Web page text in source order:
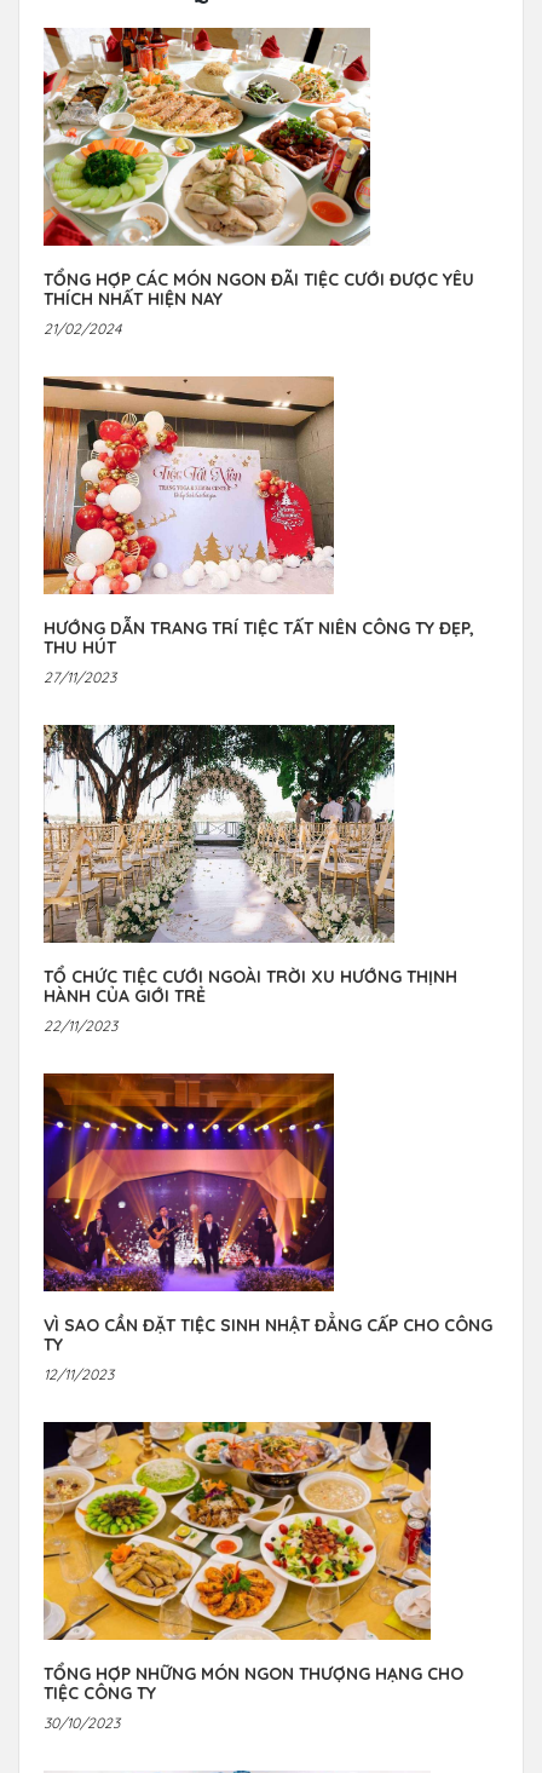
TỔNG HỢP CÁC MÓN NGON ĐÃI TIỆC CƯỚI ĐƯỢC YÊU
THÍCH NHẤT HIỆN NAY
21/02/2024
HƯỚNG DẪN TRANG TRÍ TIỆC TẤT NIÊN CÔNG TY ĐẸP,
THU HÚT
27/11/2023
TỔ CHỨC TIỆC CƯỚI NGOÀI TRỜI XU HƯỚNG THỊNH
HÀNH CỦA GIỚI TRẺ
22/11/2023
VÌ SAO CẦN ĐẶT TIỆC SINH NHẬT ĐẲNG CẤP CHO CÔNG
TY
12/11/2023
TỔNG HỢP NHỮNG MÓN NGON THƯỢNG HẠNG CHO
TIỆC CÔNG TY
30/10/2023